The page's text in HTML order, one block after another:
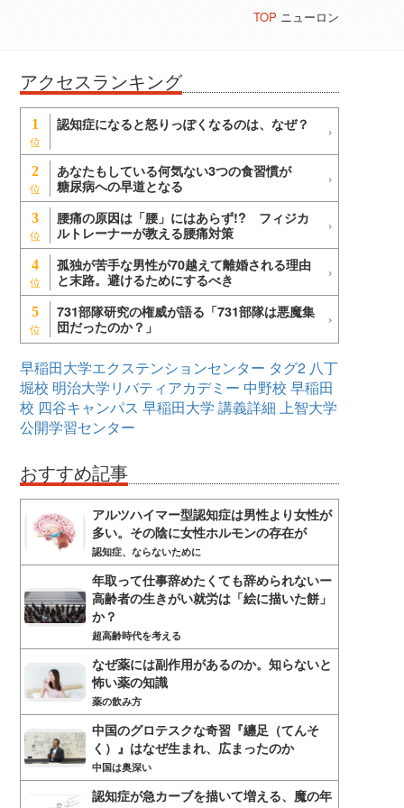
TOP ニューロン
アクセスランキング
1 認知症になると怒りっぽくなるのは、なぜ？
2
あなたもしている何気ない3つの食習慣が
糖尿病への早道となる
3
腰痛の原因は「腰」にはあらず!? フィジカ
ルトレーナーが教える腰痛対策
4
孤独が苦手な男性が70越えて離婚される理由
と末路。避けるためにするべき
5
731部隊研究の権威が語る「731部隊は悪魔集
団だったのか？」
早稲田大学エクステンションセンター タグ2 八丁
堀校 明治大学リバティアカデミー 中野校 早稲田
校 四谷キャンパス 早稲田大学 講義詳細 上智大学
公開学習センター
おすすめ記事
アルツハイマー型認知症は男性より女性が
多い。その陰に女性ホルモンの存在が
認知症、ならないために
年取って仕事辞めたくても辞められないー
高齢者の生きがい就労は「絵に描いた餅」
か？
超高齢時代を考える
なぜ薬には副作用があるのか。知らないと
怖い薬の知識
薬の飲み方
中国のグロテスクな奇習『纏足（てんそ
く）』はなぜ生まれ、広まったのか
中国は奥深い
認知症が急カーブを描いて増える、魔の年